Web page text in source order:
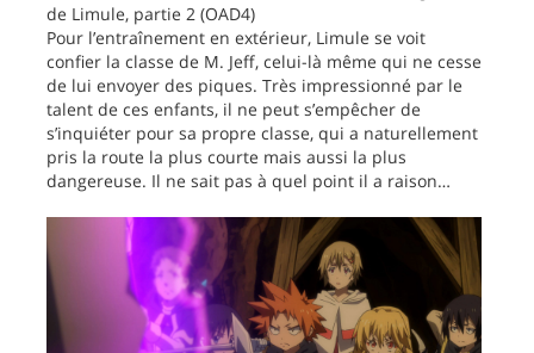
de Limule, partie 2 (OAD4)
Pour l’entraînement en extérieur, Limule se voit
confier la classe de M. Jeff, celui-là même qui ne cesse
de lui envoyer des piques. Très impressionné par le
talent de ces enfants, il ne peut s’empêcher de
s’inquiéter pour sa propre classe, qui a naturellement
pris la route la plus courte mais aussi la plus
dangereuse. Il ne sait pas à quel point il a raison…